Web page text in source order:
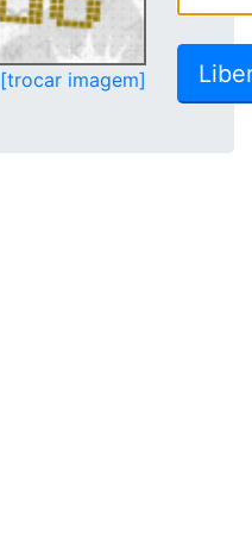
[trocar imagem]